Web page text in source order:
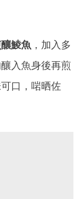
鯪魚 ，加入多
入魚身後再煎
口，啱晒佐